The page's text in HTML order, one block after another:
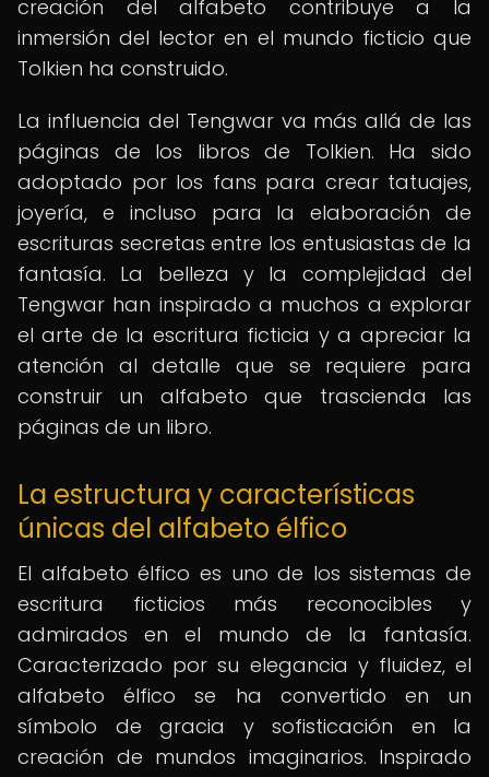
creación del alfabeto contribuye a la
inmersión del lector en el mundo ficticio que
Tolkien ha construido.
La influencia del Tengwar va más allá de las
páginas de los libros de Tolkien. Ha sido
adoptado por los fans para crear tatuajes,
joyería, e incluso para la elaboración de
escrituras secretas entre los entusiastas de la
fantasía. La belleza y la complejidad del
Tengwar han inspirado a muchos a explorar
el arte de la escritura ficticia y a apreciar la
atención al detalle que se requiere para
construir un alfabeto que trascienda las
páginas de un libro.
La estructura y características
únicas del alfabeto élfico
El alfabeto élfico es uno de los sistemas de
escritura ficticios más reconocibles y
admirados en el mundo de la fantasía.
Caracterizado por su elegancia y fluidez, el
alfabeto élfico se ha convertido en un
símbolo de gracia y sofisticación en la
creación de mundos imaginarios. Inspirado